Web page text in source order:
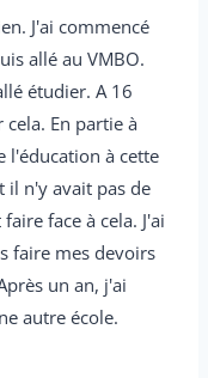
J'ai commencé
allé au VMBO.
étudier. A 16
En partie à
l'éducation à cette
il n'y avait pas de
face à cela. J'ai
faire mes devoirs
un an, j'ai
autre école.